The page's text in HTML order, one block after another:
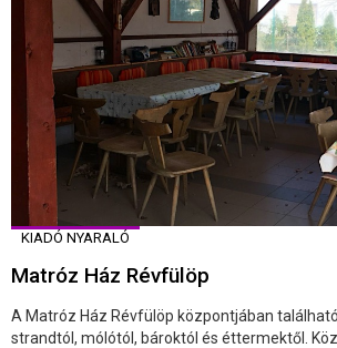
KIADÓ NYARALÓ
Matróz Ház Révfülöp
A Matróz Ház Révfülöp központjában
strandtól, mólótól, bároktól és éttermektől.